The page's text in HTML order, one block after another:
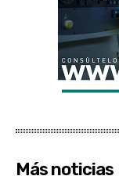
Más noticias